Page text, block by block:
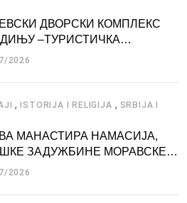
ДВОРСКИ КОМПЛЕКС
–ТУРИСТИЧКА
2026
, ISTORIJA I RELIGIJA , SRBIJA I
МАНАСТИРА НАМАСИЈА,
ЗАДУЖБИНЕ МОРАВСКЕ
2026